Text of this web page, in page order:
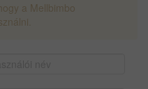
a Mellbimbo